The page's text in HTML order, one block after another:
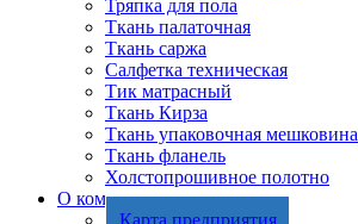
Тряпка для пола
Ткань палаточная
Ткань саржа
Салфетка техническая
Тик матрасный
Ткань Кирза
Ткань упаковочная мешковина
Ткань фланель
Холстопрошивное полотно
О компании
Карта предприятия